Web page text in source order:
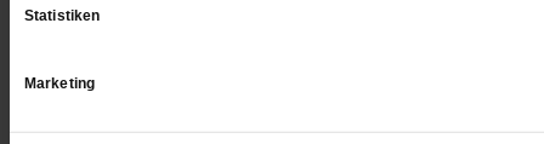
Statistiken
Marketing